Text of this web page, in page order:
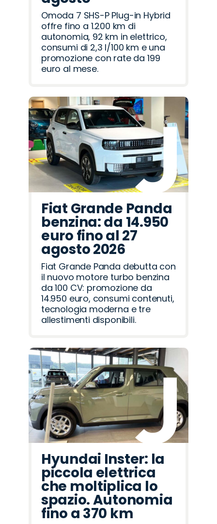
Omoda 7 SHS-P Plug-in Hybrid
offre fino a 1.200 km di
autonomia, 92 km in elettrico,
consumi di 2,3 l/100 km e una
promozione con rate da 199
euro al mese.
Fiat Grande Panda
benzina: da 14.950
euro fino al 27
agosto 2026
Fiat Grande Panda debutta con
il nuovo motore turbo benzina
da 100 CV: promozione da
14.950 euro, consumi contenuti,
tecnologia moderna e tre
allestimenti disponibili.
Hyundai Inster: la
piccola elettrica
che moltiplica lo
spazio. Autonomia
fino a 370 km